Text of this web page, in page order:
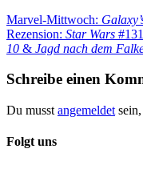
Vorheriger
Beitrag:
Marvel-Mittwoch:
Nächster
Beitrag:
Rezension: Star Wars
10 & Jagd nach dem
Schreibe einen
Du musst angemeldet
Folgt uns